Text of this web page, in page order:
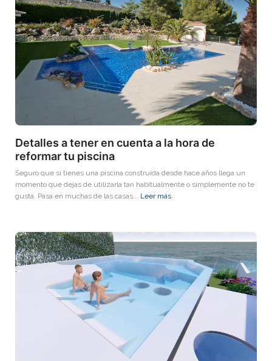
Detalles a tener en cuenta a la hora de
reformar tu piscina
Seguro que si tienes una piscina construida desde hace años llega un
momento que dejas de utilizarla tan habitualmente o simplemente no te
gusta. Pasa en muchas de las casas... Leer más